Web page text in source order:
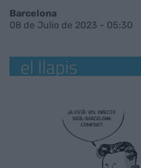
Barcelona
08 de Julio de 2023 - 05:30